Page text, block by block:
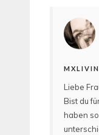
Liebe
Bist du
haben